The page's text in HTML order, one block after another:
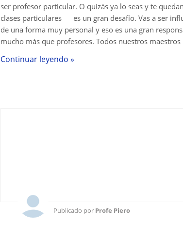
ser profesor particular. O quizás ya lo seas y te
clases particulares es un gran desafío. Vas a ser
de una forma muy personal y eso es una gran
mucho más que profesores. Todos nuestros maestros
Continuar leyendo »
Publicado por Profe Piero